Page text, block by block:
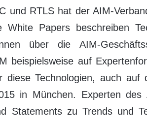
und RTLS hat der AIM-
Papers beschreiben
über die AIM-
beispielsweise auf
Technologien, auch auf
in München. Experten des
Statements zu Trends und